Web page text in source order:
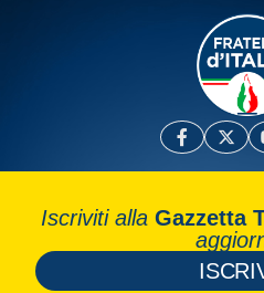
Iscriviti alla Gazzetta